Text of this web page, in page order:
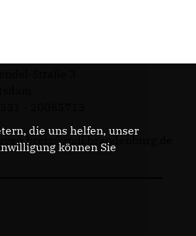
die uns helfen, unser
können Sie